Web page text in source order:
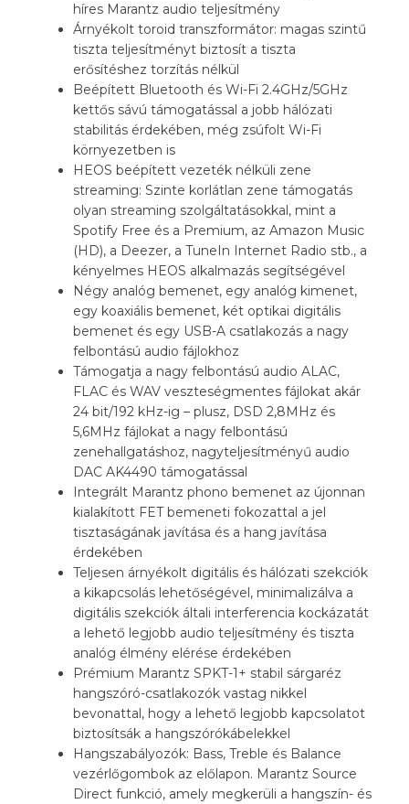
híres Marantz audio teljesítmény
Árnyékolt toroid transzformátor: magas szintű
tiszta teljesítményt biztosít a tiszta
erősítéshez torzítás nélkül
Beépített Bluetooth és Wi-Fi 2.4GHz/5GHz
kettős sávú támogatással a jobb hálózati
stabilitás érdekében, még zsúfolt Wi-Fi
környezetben is
HEOS beépített vezeték nélküli zene
streaming: Szinte korlátlan zene támogatás
olyan streaming szolgáltatásokkal, mint a
Spotify Free és a Premium, az Amazon Music
(HD), a Deezer, a TuneIn Internet Radio stb., a
kényelmes HEOS alkalmazás segítségével
Négy analóg bemenet, egy analóg kimenet,
egy koaxiális bemenet, két optikai digitális
bemenet és egy USB-A csatlakozás a nagy
felbontású audio fájlokhoz
Támogatja a nagy felbontású audio ALAC,
FLAC és WAV veszteségmentes fájlokat akár
24 bit/192 kHz-ig – plusz, DSD 2,8MHz és
5,6MHz fájlokat a nagy felbontású
zenehallgatáshoz, nagyteljesítményű audio
DAC AK4490 támogatással
Integrált Marantz phono bemenet az újonnan
kialakított FET bemeneti fokozattal a jel
tisztaságának javítása és a hang javítása
érdekében
Teljesen árnyékolt digitális és hálózati szekciók
a kikapcsolás lehetőségével, minimalizálva a
digitális szekciók általi interferencia kockázatát
a lehető legjobb audio teljesítmény és tiszta
analóg élmény elérése érdekében
Prémium Marantz SPKT-1+ stabil sárgaréz
hangszóró-csatlakozók vastag nikkel
bevonattal, hogy a lehető legjobb kapcsolatot
biztosítsák a hangszórókábelekkel
Hangszabályozók: Bass, Treble és Balance
vezérlőgombok az előlapon. Marantz Source
Direct funkció, amely megkerüli a hangszín- és